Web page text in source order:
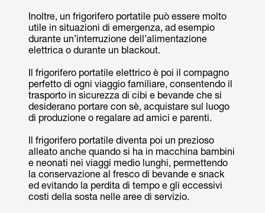
Inoltre, un frigorifero portatile può essere molto
utile in situazioni di emergenza, ad esempio
durante un’interruzione dell’alimentazione
elettrica o durante un blackout.
Il frigorifero portatile elettrico è poi il compagno
perfetto di ogni viaggio familiare, consentendo il
trasporto in sicurezza di cibi e bevande che si
desiderano portare con sè, acquistare sul luogo
di produzione o regalare ad amici e parenti.
Il frigorifero portatile diventa poi un prezioso
alleato anche quando si ha in macchina bambini
e neonati nei viaggi medio lunghi, permettendo
la conservazione al fresco di bevande e snack
ed evitando la perdita di tempo e gli eccessivi
costi della sosta nelle aree di servizio.